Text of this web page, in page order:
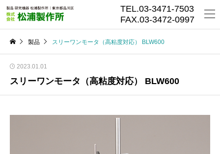
TEL.03-3471-7503
FAX.03-3472-0997
製品 スリーワンモータ（高粘度対応） BLW600
2023.01.01
スリーワンモータ（高粘度対応） BLW600